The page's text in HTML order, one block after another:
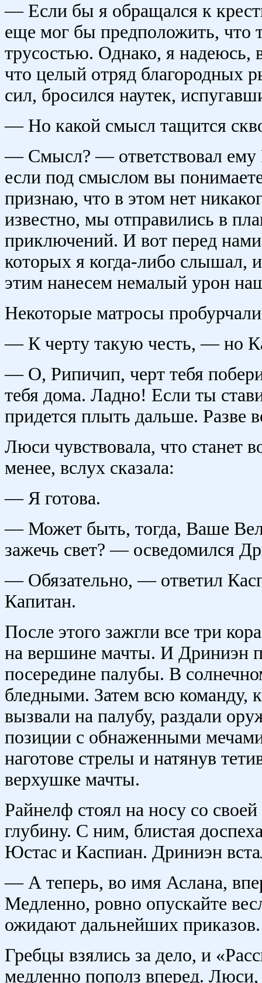
— Если бы я обращался к
еще мог бы предположить, что
трусостью. Однако, я надеюсь,
что целый отряд благородных
сил, бросился наутек,
— Но какой смысл тащится
— Смысл? — ответствовал
если под смыслом вы
признаю, что в этом нет
известно, мы отправились в
приключений. И вот перед
которых я когда-либо слышал,
этим нанесем немалый урон
Некоторые матросы
— К черту такую честь, — но
— О, Рипичип, черт тебя
тебя дома. Ладно! Если ты
придется плыть дальше. Разве
Люси чувствовала, что станет
менее, вслух сказала:
— Я готова.
— Может быть, тогда, Ваше
зажечь свет? — осведомился
— Обязательно, — ответил
Капитан.
После этого зажгли все три
на вершине мачты. И Дриниэн
посередине палубы. В
бледными. Затем всю команду,
вызвали на палубу, раздали
позиции с обнаженными
наготове стрелы и натянув
верхушке мачты.
Райнелф стоял на носу со
глубину. С ним, блистая
Юстас и Каспиан. Дриниэн
— А теперь, во имя Аслана,
Медленно, ровно опускайте
ожидают дальнейших приказов.
Гребцы взялись за дело, и
медленно пополз вперед.